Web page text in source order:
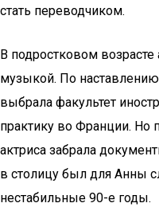
стать переводчиком.
В подростковом возрасте
музыкой. По
выбрала факультет
практику во Франции. Но
актриса забрала
в столицу был для Анны
нестабильные 90-е годы.